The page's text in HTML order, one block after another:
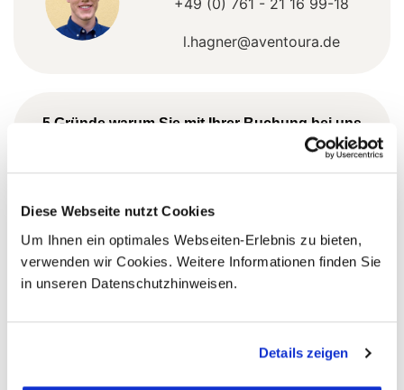
Diese Webseite nutzt Cookies
Um Ihnen ein optimales Webseiten-Erlebnis zu bieten,
verwenden wir Cookies. Weitere Informationen finden Sie
in unseren Datenschutzhinweisen.
Details zeigen
l.hagner@aventoura.de
5 Gründe warum Sie mit Ihrer Buchung bei uns
die richtige Entscheidung treffen:
25 Jahren Erfahrung!
Persönliche Beratung durch